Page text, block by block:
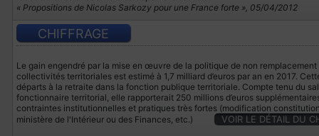
« Propositions de Nicolas Sarkozy pour une France forte », 05/04/2012
CHIFFRAGE
Le gain engendré par la mise en œuvre de la politique de non
collectivités territoriales est estimé à 1,7 milliard d’euros par an en 2017.
départs à la retraite dans la fonction publique territoriale. Compte tenu du
fonctionnaire territorial, elle rapporterait 250 millions d’euros
contraintes institutionnelles et pratiques très fortes (modification
ministère de l'Intérieur ou des Finances, etc.)
VOIR LE DÉTAIL DU